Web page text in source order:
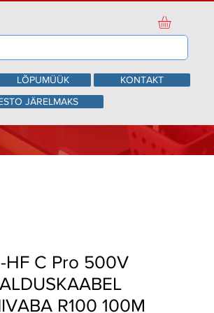
LÕPUMÜÜK
KONTAKT
JÄRELMAKS
HF C Pro 500V
R100 100M